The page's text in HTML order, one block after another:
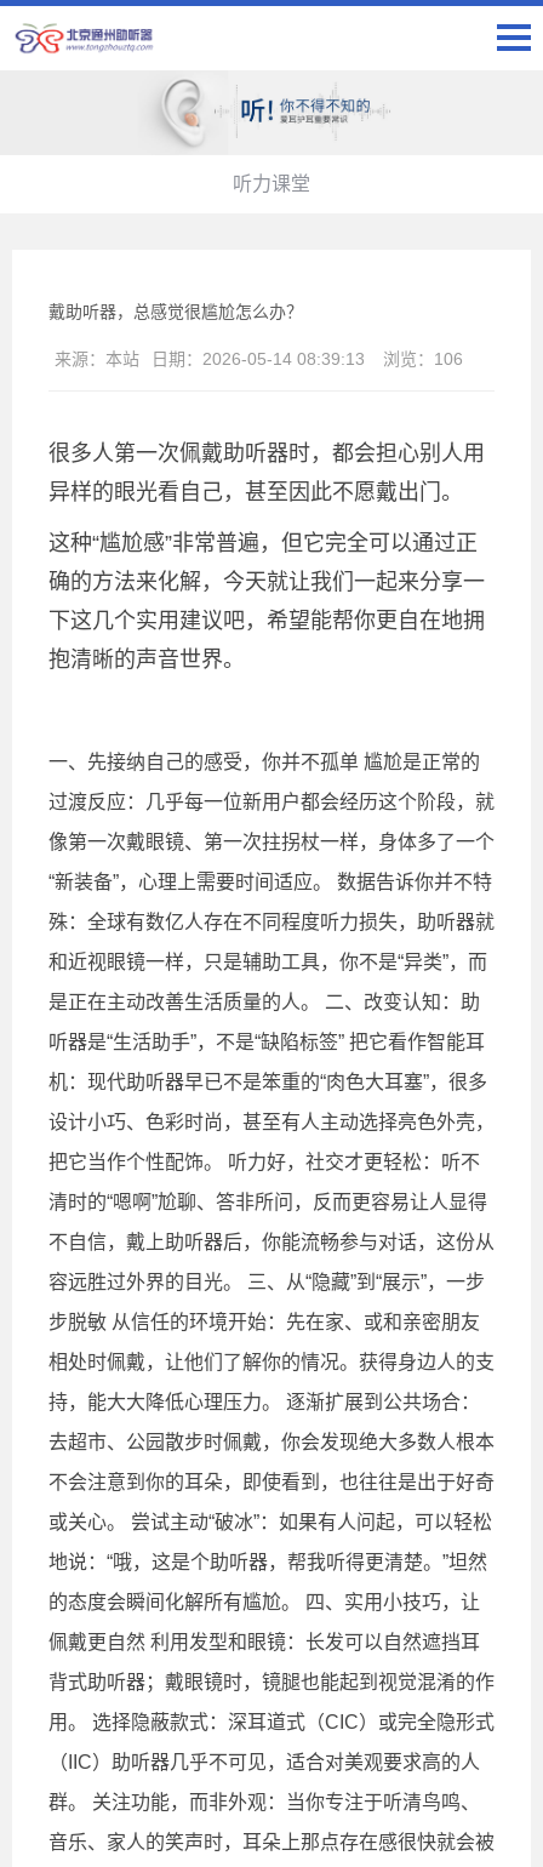
听力课堂
戴助听器，总感觉很尴尬怎么办？
来源： 本站 日期： 2026-05-14 08:39:13 浏览： 106
很多人第一次佩戴助听器时，都会担心别人用
异样的眼光看自己，甚至因此不愿戴出门。
这种“尴尬感”非常普遍，但它完全可以通过正
确的方法来化解，今天就让我们一起来分享一
下这几个实用建议吧，希望能帮你更自在地拥
抱清晰的声音世界。
一、先接纳自己的感受，你并不孤单 尴尬是正常的
过渡反应：几乎每一位新用户都会经历这个阶段，就
像第一次戴眼镜、第一次拄拐杖一样，身体多了一个
“新装备”，心理上需要时间适应。 数据告诉你并不特
殊：全球有数亿人存在不同程度听力损失，助听器就
和近视眼镜一样，只是辅助工具，你不是“异类”，而
是正在主动改善生活质量的人。 二、改变认知：助
听器是“生活助手”，不是“缺陷标签” 把它看作智能耳
机：现代助听器早已不是笨重的“肉色大耳塞”，很多
设计小巧、色彩时尚，甚至有人主动选择亮色外壳，
把它当作个性配饰。 听力好，社交才更轻松：听不
清时的“嗯啊”尬聊、答非所问，反而更容易让人显得
不自信，戴上助听器后，你能流畅参与对话，这份从
容远胜过外界的目光。 三、从“隐藏”到“展示”，一步
步脱敏 从信任的环境开始：先在家、或和亲密朋友
相处时佩戴，让他们了解你的情况。获得身边人的支
持，能大大降低心理压力。 逐渐扩展到公共场合：
去超市、公园散步时佩戴，你会发现绝大多数人根本
不会注意到你的耳朵，即使看到，也往往是出于好奇
或关心。 尝试主动“破冰”：如果有人问起，可以轻松
地说：“哦，这是个助听器，帮我听得更清楚。”坦然
的态度会瞬间化解所有尴尬。 四、实用小技巧，让
佩戴更自然 利用发型和眼镜：长发可以自然遮挡耳
背式助听器；戴眼镜时，镜腿也能起到视觉混淆的作
用。 选择隐蔽款式：深耳道式（CIC）或完全隐形式
（IIC）助听器几乎不可见，适合对美观要求高的人
群。 关注功能，而非外观：当你专注于听清鸟鸣、
音乐、家人的笑声时，耳朵上那点存在感很快就会被